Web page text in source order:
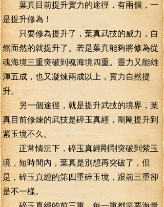
葉真目前提升實力的途徑，有兩個，一
是提升修為！
只要修為提升了，葉真武技的威力，自
然而然的就提升了。若是葉真能夠將修為從
魂海境三重突破到魂海境四重。靈力又能雄
渾五成，也又凝煉兩成以上，實力自然提
升。
另一個途徑，就是提升武技的境界，葉
真目前修煉的武技是碎玉真經，剛剛提升到
紫玉境不久。
正常情況下，碎玉真經剛剛突破到紫玉
境，短時間內，葉真是別想再突破了，但
是，碎玉真經的第四重碎玉境，跟前三重卻
是不一樣。